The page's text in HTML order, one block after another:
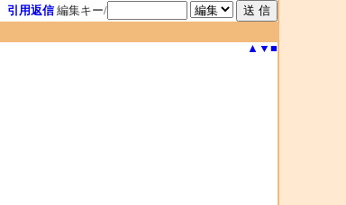
引用返信 編集キー/
▲ ▼ ■